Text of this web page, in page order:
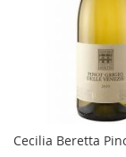
Cecilia Beretta